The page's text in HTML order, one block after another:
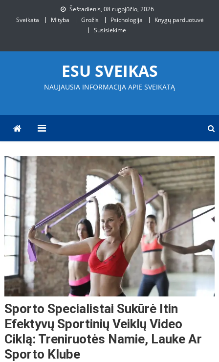
Šeštadienis, 08 rugpjūčio, 2026
Sveikata
Mityba Grožis Psichologija
Knygų parduotuvė
Susisiekime
ESU SVEIKAS
NAUJAUSIA INFORMACIJA APIE SVEIKATĄ
Sporto Specialistai Sukūrė Itin
Efektyvų Sportinių Veiklų Video
Ciklą: Treniruotės Namie, Lauke Ar
Sporto Klube